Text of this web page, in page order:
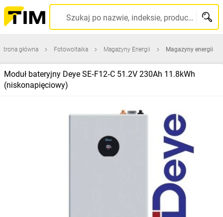
Szukaj po nazwie, indeksie, producencie, kodzie kreskowym...
Strona główna Fotowoltaika Magazyny Energii Magazyny energii
Moduł bateryjny Deye SE‑F12‑C 51.2V 230Ah 11.8kWh
(niskonapięciowy)